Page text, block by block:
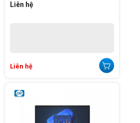
Liên hệ
Liên hệ